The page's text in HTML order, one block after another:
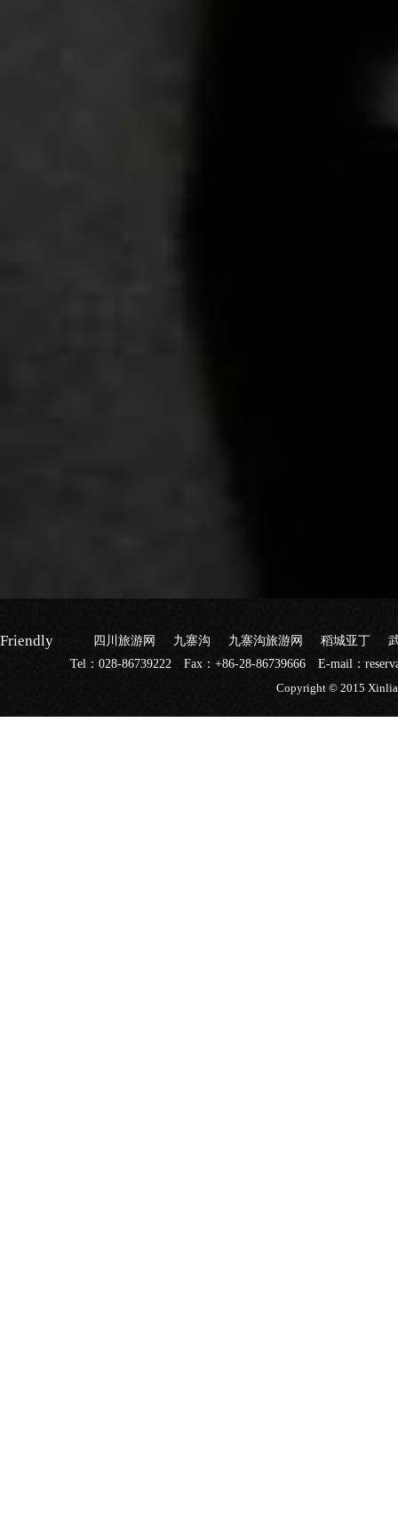
Friendly
四川旅游网 九寨沟 九寨沟旅游网 稻城亚丁
Tel：028-86739222
Fax：+86-28-86739666
E-mail：
Copyright © 2015